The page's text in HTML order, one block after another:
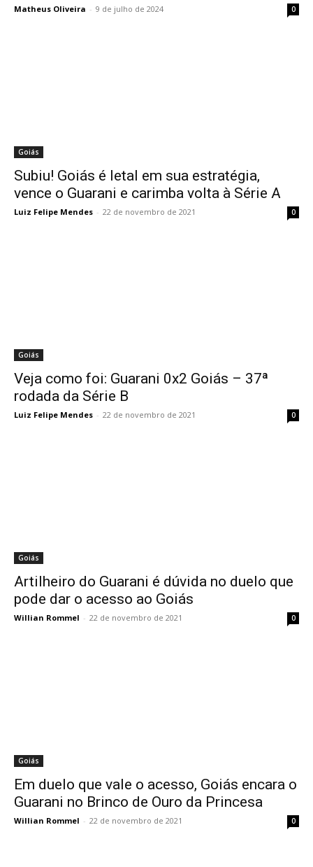
Matheus Oliveira - 9 de julho de 2024 0
Goiás
Subiu! Goiás é letal em sua estratégia,
vence o Guarani e carimba volta à Série A
Luiz Felipe Mendes - 22 de novembro de 2021 0
Goiás
Veja como foi: Guarani 0x2 Goiás – 37ª
rodada da Série B
Luiz Felipe Mendes - 22 de novembro de 2021 0
Goiás
Artilheiro do Guarani é dúvida no duelo que
pode dar o acesso ao Goiás
Willian Rommel - 22 de novembro de 2021 0
Goiás
Em duelo que vale o acesso, Goiás encara o
Guarani no Brinco de Ouro da Princesa
Willian Rommel - 22 de novembro de 2021 0